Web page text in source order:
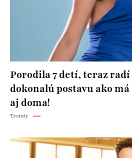
Porodila 7 detí, teraz radí
dokonalú postavu ako
aj doma!
Trendy